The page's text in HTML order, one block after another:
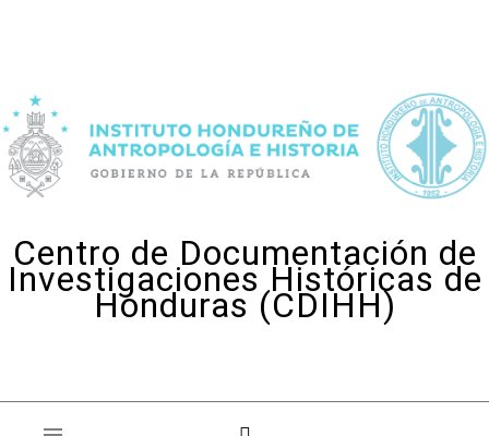
Centro de Documentación de
Investigaciones Históricas de
Honduras (CDIHH)